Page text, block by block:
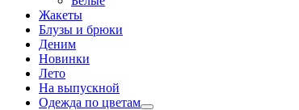
Жакеты
Блузы и брюки
Деним
Новинки
Лето
На выпускной
Одежда по цветам